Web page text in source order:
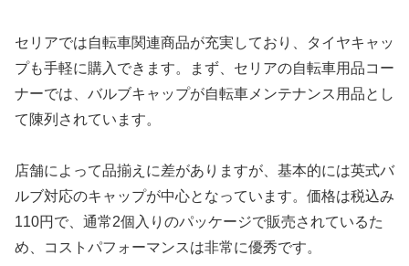
セリアでは自転車関連商品が充実しており、タイヤキャッ
プも手軽に購入できます。まず、セリアの自転車用品コー
ナーでは、バルブキャップが自転車メンテナンス用品とし
て陳列されています。
店舗によって品揃えに差がありますが、基本的には英式バ
ルブ対応のキャップが中心となっています。価格は税込み
110円で、通常2個入りのパッケージで販売されているた
め、コストパフォーマンスは非常に優秀です。